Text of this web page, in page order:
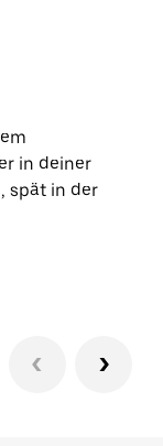
in deiner
spät in der